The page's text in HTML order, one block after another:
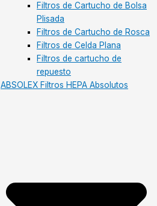
Filtros de Cartucho de Bolsa
Plisada
Filtros de Cartucho de Rosca
Filtros de Celda Plana
Filtros de cartucho de
repuesto
ABSOLEX Filtros HEPA Absolutos